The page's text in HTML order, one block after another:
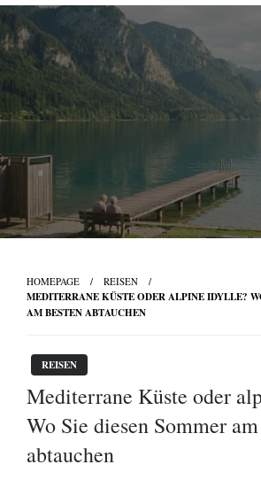
Skip
to
content
HOMEPAGE REISEN
MEDITERRANE KÜSTE ODER ALPINE IDYLLE?
AM BESTEN ABTAUCHEN
REISEN
Mediterrane Küste oder
Wo Sie diesen Sommer
abtauchen